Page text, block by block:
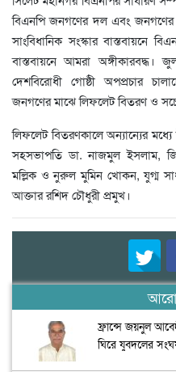
বিএনপি জনগণের দল এবং জনগণের
সাংবিধানিক সংস্কার বাস্তবায়নে
বাস্তবায়নে আমরা অঙ্গীকারবদ্ধ।
দেশবিরোধী গোষ্ঠী অপপ্রচার
জনগণের মাঝে লিফলেট বিতরণ ও
লিফলেট বিতরণকালে অন্যান্যের
সহসভাপতি ডা. নাজমুল ইসলাম,
মল্লিক ও নুরুল মুমিন খোকন, যুগ্ম
আক্তার রশিদ চৌধুরী প্রমুখ।
আরো
ফ্রান্সে জয়নুল
ঘিরে যুবদলের